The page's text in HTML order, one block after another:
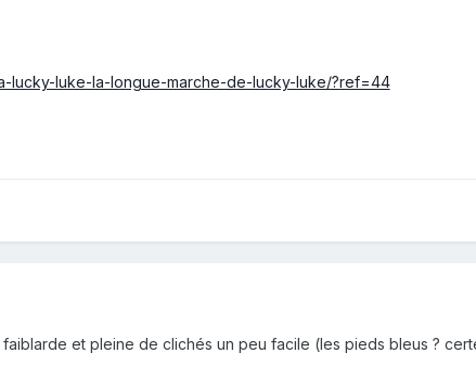
lucky-luke-la-longue-marche-de-lucky-luke/?ref=44
et pleine de clichés un peu facile (les pieds bleus ?